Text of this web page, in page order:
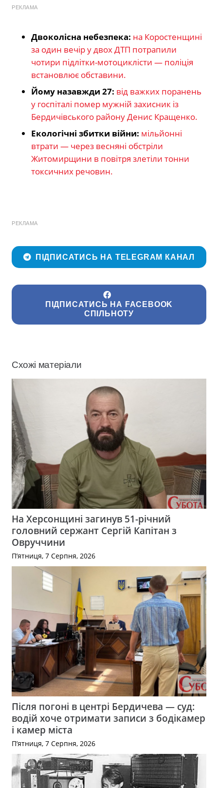
РЕКЛАМА
Двоколісна небезпека: на Коростенщині
за один вечір у двох ДТП потрапили
чотири підлітки-мотоциклісти — поліція
встановлює обставини.
Йому назавжди 27: від важких поранень
у госпіталі помер мужній захисник із
Бердичівського району Денис Кращенко.
Екологічні збитки війни: мільйонні
втрати — через весняні обстріли
Житомирщини в повітря злетіли тонни
токсичних речовин.
РЕКЛАМА
ПІДПИСАТИСЬ НА TELEGRAM КАНАЛ
ПІДПИСАТИСЬ НА FACEBOOK
СПІЛЬНОТУ
Схожі матеріали
На Херсонщині загинув 51-річний
головний сержант Сергій Капітан з
Овруччини
П’ятниця, 7 Серпня, 2026
Після погоні в центрі Бердичева — суд:
водій хоче отримати записи з бодікамер
і камер міста
П’ятниця, 7 Серпня, 2026